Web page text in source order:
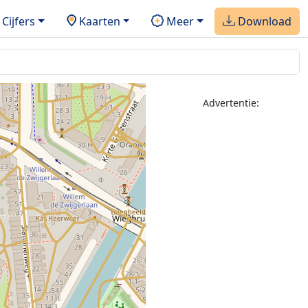
Cijfers Kaarten Meer Download
Advertentie: